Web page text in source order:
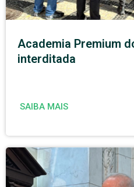
Academia Premium
interditada
SAIBA MAIS